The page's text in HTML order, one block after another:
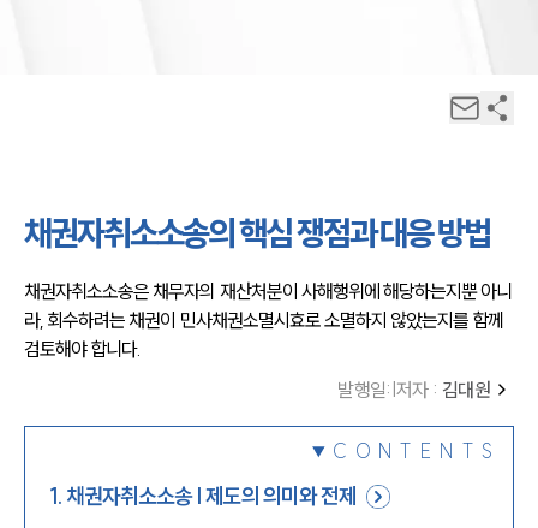
채권자취소소송의 핵심 쟁점과 대응 방법
채권자취소소송은 채무자의 재산처분이 사해행위에 해당하는지뿐 아니
라, 회수하려는 채권이 민사채권소멸시효로 소멸하지 않았는지를 함께
검토해야 합니다.
발행일: |저자 : 김대원
CONTENTS
1. 채권자취소소송 | 제도의 의미와 전제